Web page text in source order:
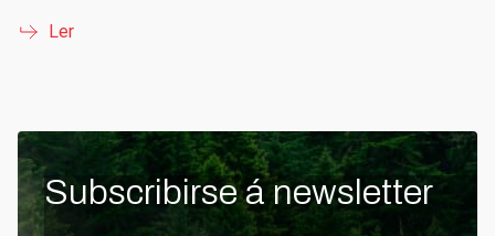
Ler
Subscribirse á newsletter